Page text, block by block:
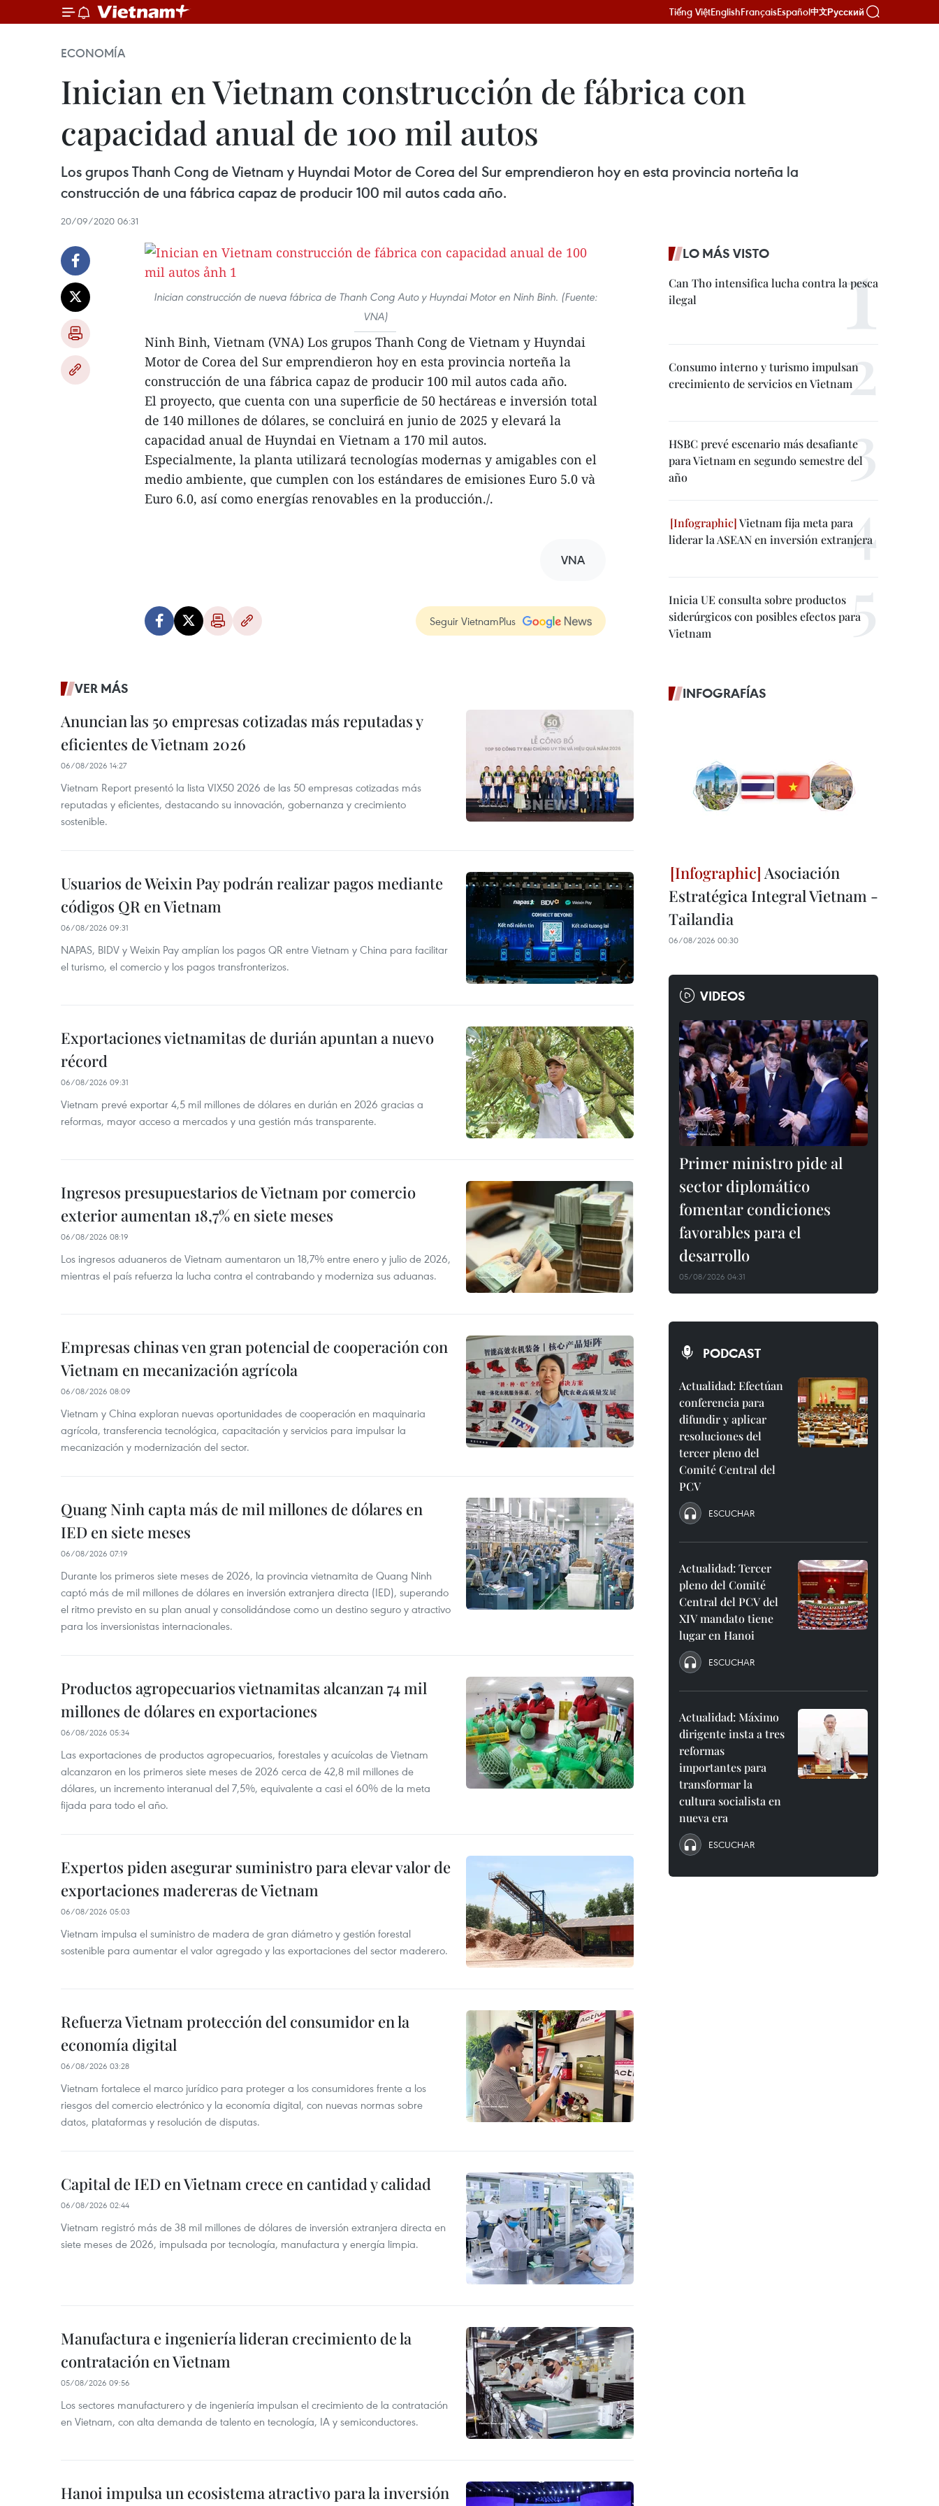
Tiếng ViệtEnglishFrançaisEspañol中文Русский
ECONOMÍA
Inician en Vietnam construcción de fábrica con
capacidad anual de 100 mil autos
Los grupos Thanh Cong de Vietnam y Huyndai Motor de Corea del Sur emprendieron hoy en esta provincia norteña la
construcción de una fábrica capaz de producir 100 mil autos cada año.
20/09/2020 06:31
Inician construcción de nueva fábrica de Thanh Cong Auto y Huyndai Motor en Ninh Binh. (Fuente:
VNA)
Ninh Binh, Vietnam (VNA) Los grupos Thanh Cong de Vietnam y Huyndai
Motor de Corea del Sur emprendieron hoy en esta provincia norteña la
construcción de una fábrica capaz de producir 100 mil autos cada año.
El proyecto, que cuenta con una superficie de 50 hectáreas e inversión total
de 140 millones de dólares, se concluirá en junio de 2025 y elevará la
capacidad anual de Huyndai en Vietnam a 170 mil autos.
Especialmente, la planta utilizará tecnologías modernas y amigables con el
medio ambiente, que cumplen con los estándares de emisiones Euro 5.0 và
Euro 6.0, así como energías renovables en la producción./.
VNA
Seguir VietnamPlus
VER MÁS
Anuncian las 50 empresas cotizadas más reputadas y
eficientes de Vietnam 2026
06/08/2026 14:27
Vietnam Report presentó la lista VIX50 2026 de las 50 empresas cotizadas más
reputadas y eficientes, destacando su innovación, gobernanza y crecimiento
sostenible.
Usuarios de Weixin Pay podrán realizar pagos mediante
códigos QR en Vietnam
06/08/2026 09:31
NAPAS, BIDV y Weixin Pay amplían los pagos QR entre Vietnam y China para facilitar
el turismo, el comercio y los pagos transfronterizos.
Exportaciones vietnamitas de durián apuntan a nuevo
récord
06/08/2026 09:31
Vietnam prevé exportar 4,5 mil millones de dólares en durián en 2026 gracias a
reformas, mayor acceso a mercados y una gestión más transparente.
Ingresos presupuestarios de Vietnam por comercio
exterior aumentan 18,7% en siete meses
06/08/2026 08:19
Los ingresos aduaneros de Vietnam aumentaron un 18,7% entre enero y julio de 2026,
mientras el país refuerza la lucha contra el contrabando y moderniza sus aduanas.
Empresas chinas ven gran potencial de cooperación con
Vietnam en mecanización agrícola
06/08/2026 08:09
Vietnam y China exploran nuevas oportunidades de cooperación en maquinaria
agrícola, transferencia tecnológica, capacitación y servicios para impulsar la
mecanización y modernización del sector.
Quang Ninh capta más de mil millones de dólares en
IED en siete meses
06/08/2026 07:19
Durante los primeros siete meses de 2026, la provincia vietnamita de Quang Ninh
captó más de mil millones de dólares en inversión extranjera directa (IED), superando
el ritmo previsto en su plan anual y consolidándose como un destino seguro y atractivo
para los inversionistas internacionales.
Productos agropecuarios vietnamitas alcanzan 74 mil
millones de dólares en exportaciones
06/08/2026 05:34
Las exportaciones de productos agropecuarios, forestales y acuícolas de Vietnam
alcanzaron en los primeros siete meses de 2026 cerca de 42,8 mil millones de
dólares, un incremento interanual del 7,5%, equivalente a casi el 60% de la meta
fijada para todo el año.
Expertos piden asegurar suministro para elevar valor de
exportaciones madereras de Vietnam
06/08/2026 05:03
Vietnam impulsa el suministro de madera de gran diámetro y gestión forestal
sostenible para aumentar el valor agregado y las exportaciones del sector maderero.
Refuerza Vietnam protección del consumidor en la
economía digital
06/08/2026 03:28
Vietnam fortalece el marco jurídico para proteger a los consumidores frente a los
riesgos del comercio electrónico y la economía digital, con nuevas normas sobre
datos, plataformas y resolución de disputas.
Capital de IED en Vietnam crece en cantidad y calidad
06/08/2026 02:44
Vietnam registró más de 38 mil millones de dólares de inversión extranjera directa en
siete meses de 2026, impulsada por tecnología, manufactura y energía limpia.
Manufactura e ingeniería lideran crecimiento de la
contratación en Vietnam
05/08/2026 09:56
Los sectores manufacturero y de ingeniería impulsan el crecimiento de la contratación
en Vietnam, con alta demanda de talento en tecnología, IA y semiconductores.
Hanoi impulsa un ecosistema atractivo para la inversión
LO MÁS VISTO
Can Tho intensifica lucha contra la pesca
ilegal
Consumo interno y turismo impulsan
crecimiento de servicios en Vietnam
HSBC prevé escenario más desafiante
para Vietnam en segundo semestre del
año
Vietnam fija meta para
liderar la ASEAN en inversión extranjera
Inicia UE consulta sobre productos
siderúrgicos con posibles efectos para
Vietnam
INFOGRAFÍAS
Asociación
Estratégica Integral Vietnam -
Tailandia
06/08/2026 00:30
VIDEOS
Primer ministro pide al
sector diplomático
fomentar condiciones
favorables para el
desarrollo
05/08/2026 04:31
PODCAST
Actualidad: Efectúan
conferencia para
difundir y aplicar
resoluciones del
tercer pleno del
Comité Central del
PCV
ESCUCHAR
Actualidad: Tercer
pleno del Comité
Central del PCV del
XIV mandato tiene
lugar en Hanoi
ESCUCHAR
Actualidad: Máximo
dirigente insta a tres
reformas
importantes para
transformar la
cultura socialista en
nueva era
ESCUCHAR